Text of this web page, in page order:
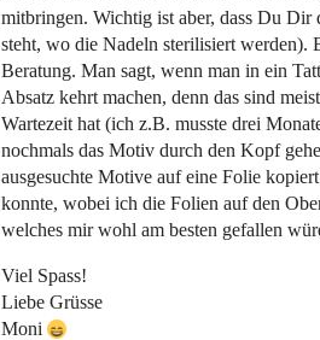
mitbringen. Wichtig ist aber, dass Du Dir
steht, wo die Nadeln sterilisiert werden).
Beratung. Man sagt, wenn man in ein
Absatz kehrt machen, denn das sind
Wartezeit hat (ich z.B. musste drei
nochmals das Motiv durch den Kopf
ausgesuchte Motive auf eine Folie
konnte, wobei ich die Folien auf den
welches mir wohl am besten gefallen
Viel Spass!
Liebe Grüsse
Moni